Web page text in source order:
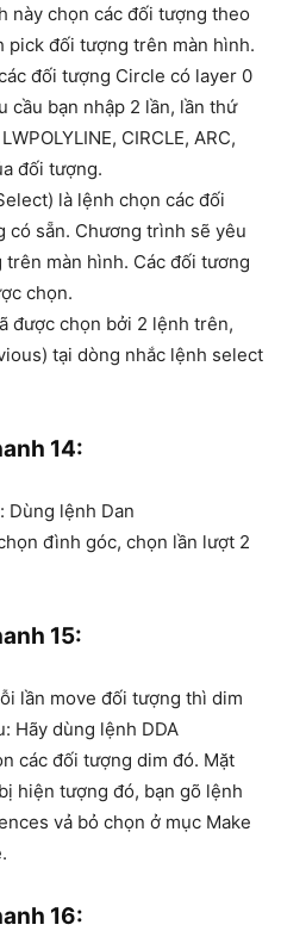
này chọn các đối tượng theo
pick đối tượng trên màn hình.
đối tượng Circle có layer 0
cầu bạn nhập 2 lần, lần thứ
CIRCLE, ARC,
đối tượng.
là lệnh chọn các đối
sẵn. Chương trình sẽ yêu
màn hình. Các đối tương
chọn.
được chọn bởi 2 lệnh trên,
tại dòng nhắc lệnh select
14:
Dùng lệnh Dan
đình góc, chọn lần lượt 2
15:
lần move đối tượng thì dim
Hãy dùng lệnh DDA
các đối tượng dim đó. Mặt
hiện tượng đó, bạn gõ lệnh
vả bỏ chọn ở mục Make
16: